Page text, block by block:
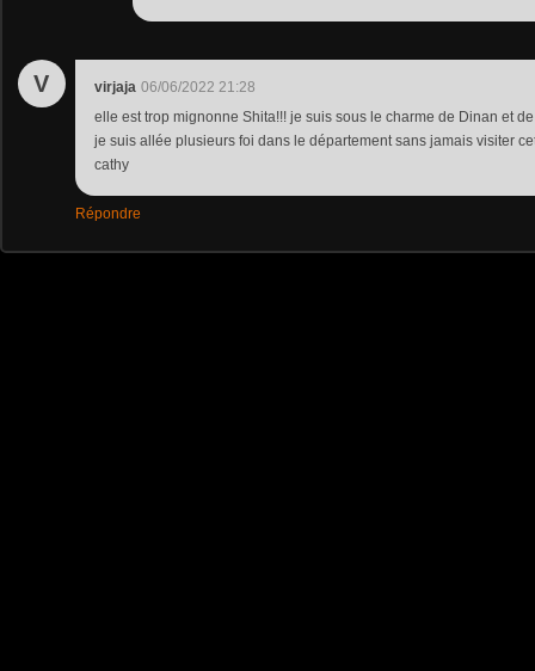
V virjaja 06/06/2022 21:28
elle est trop mignonne Shita!!! je suis sous le charme de Dinan et
je suis allée plusieurs foi dans le département sans jamais visiter
cathy
Répondre